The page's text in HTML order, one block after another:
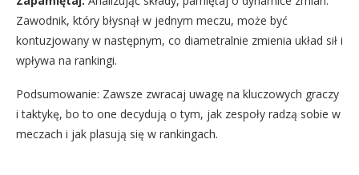
Zawodnik, który błysnął w jednym meczu, może być
kontuzjowany w następnym, co diametralnie zmienia układ sił i
wpływa na rankingi.
Podsumowanie: Zawsze zwracaj uwagę na kluczowych graczy
i taktykę, bo to one decydują o tym, jak zespoły radzą sobie w
meczach i jak plasują się w rankingach.